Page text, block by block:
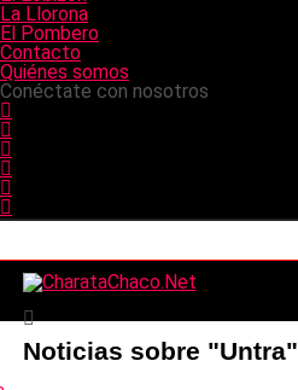
La Llorona
El Pombero
Contacto
Quiénes somos
Conéctate con nosotros
Noticias sobre "Untra"